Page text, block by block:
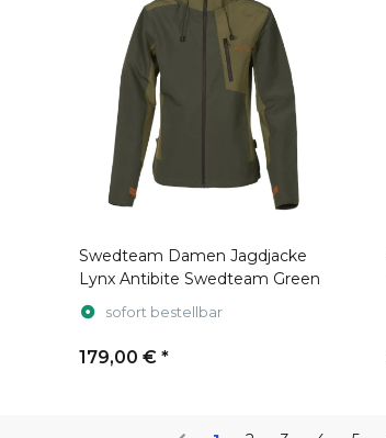
Swedteam Damen Jagdjacke
Lynx Antibite Swedteam Green
sofort bestellbar
179,00 € *